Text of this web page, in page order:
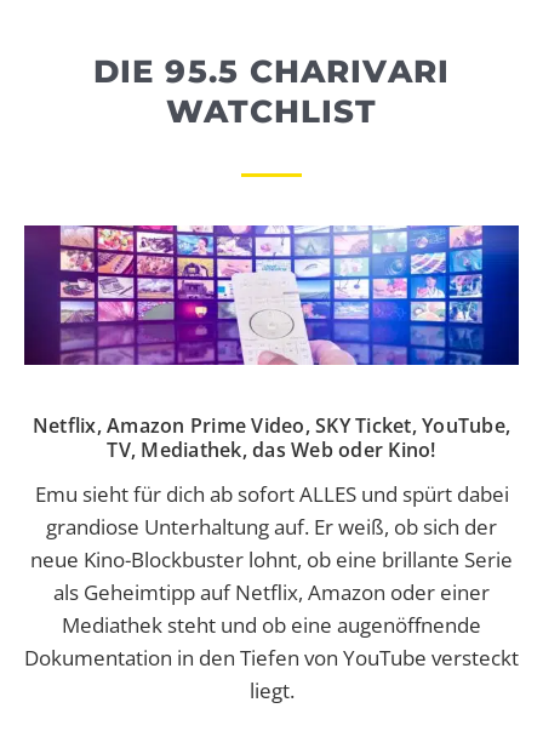
DIE 95.5 CHARIVARI
WATCHLIST
Netflix, Amazon Prime Video, SKY Ticket, YouTube,
TV, Mediathek, das Web oder Kino!
Emu sieht für dich ab sofort ALLES und spürt dabei
grandiose Unterhaltung auf. Er weiß, ob sich der
neue Kino-Blockbuster lohnt, ob eine brillante Serie
als Geheimtipp auf Netflix, Amazon oder einer
Mediathek steht und ob eine augenöffnende
Dokumentation in den Tiefen von YouTube versteckt
liegt.